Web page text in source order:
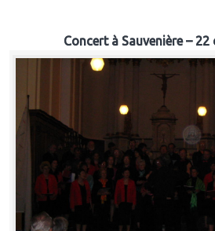
Concert à Sauvenière –